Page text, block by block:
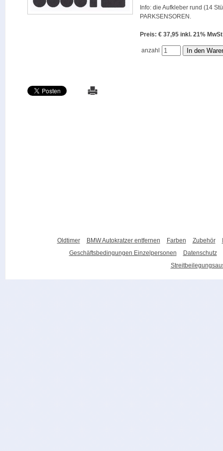
Info: die Aufkleber rund (14
PARKSENSOREN.
Preis: € 37,95 inkl. 21%
anzahl
Oldtimer BMW Autokratzer entfernen Farben Zubehör
Geschäftsbedingungen Einzelpersonen
Datenschutz